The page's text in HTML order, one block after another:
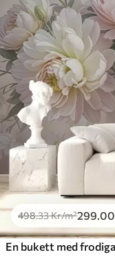
498.33Kr/m²299 .00